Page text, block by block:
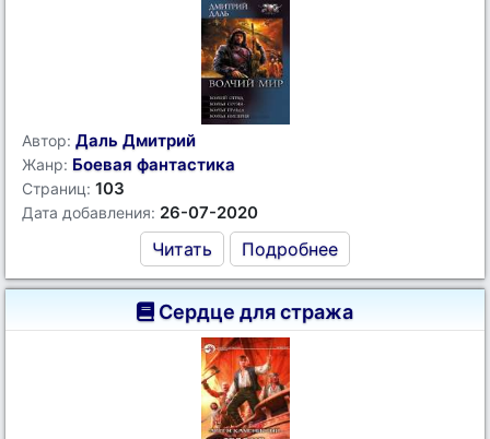
Автор: Даль Дмитрий
Жанр: Боевая фантастика
Страниц: 103
Дата добавления: 26-07-2020
Читать Подробнее
Сердце для стража